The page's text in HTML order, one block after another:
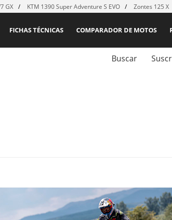
GX KTM 1390 Super Adventure S EVO Zontes 125 X
COMPARADOR DE MOTOS
FICHAS TÉCNICAS
Buscar